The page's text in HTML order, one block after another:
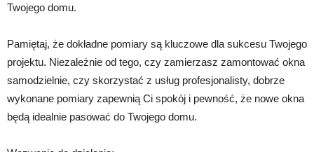
Twojego domu.
Pamiętaj, że dokładne pomiary są kluczowe dla sukcesu Twojego
projektu. Niezależnie od tego, czy zamierzasz zamontować okna
samodzielnie, czy skorzystać z usług profesjonalisty, dobrze
wykonane pomiary zapewnią Ci spokój i pewność, że nowe okna
będą idealnie pasować do Twojego domu.